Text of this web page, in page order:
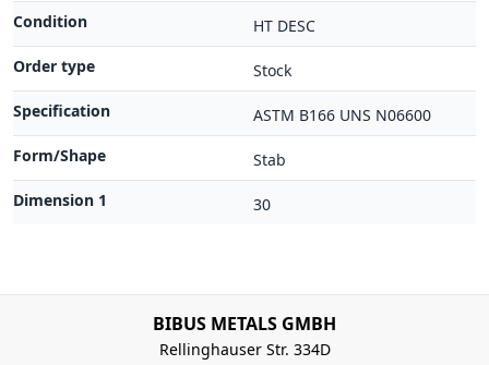
Condition
HT DESC
Order type
Stock
Specification
ASTM B166 UNS N06600
Form/Shape
Stab
Dimension 1
30
BIBUS METALS GMBH
Rellinghauser Str. 334D